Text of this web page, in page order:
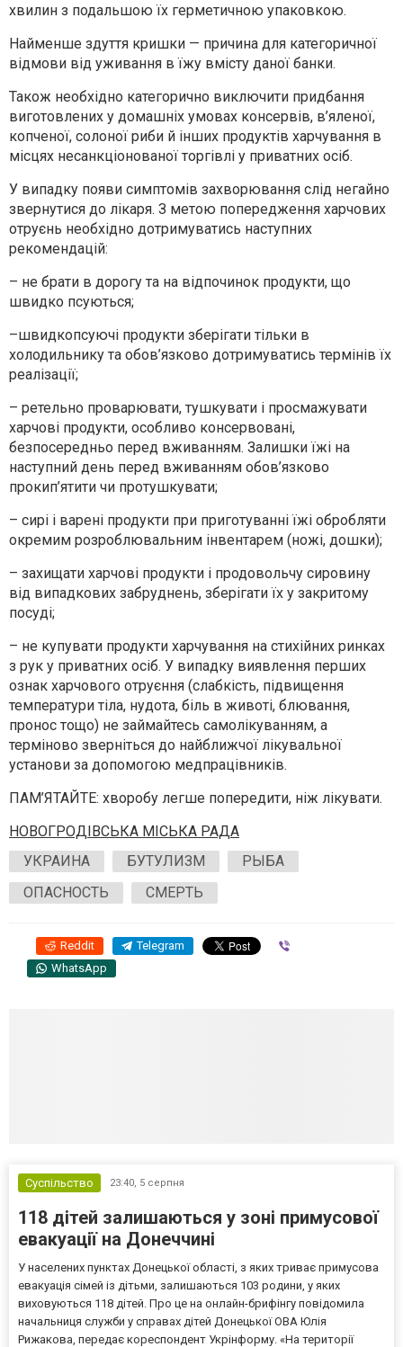
хвилин з подальшою їх герметичною упаковкою.
Найменше здуття кришки — причина для категоричної
відмови від уживання в їжу вмісту даної банки.
Також необхідно категорично виключити придбання
виготовлених у домашніх умовах консервів, в’яленої,
копченої, солоної риби й інших продуктів харчування в
місцях несанкціонованої торгівлі у приватних осіб.
У випадку появи симптомів захворювання слід негайно
звернутися до лікаря. З метою попередження харчових
отруєнь необхідно дотримуватись наступних
рекомендацій:
– не брати в дорогу та на відпочинок продукти, що
швидко псуються;
–швидкопсуючі продукти зберігати тільки в
холодильнику та обов’язково дотримуватись термінів їх
реалізації;
– ретельно проварювати, тушкувати і просмажувати
харчові продукти, особливо консервовані,
безпосередньо перед вживанням. Залишки їжі на
наступний день перед вживанням обов’язково
прокип’ятити чи протушкувати;
– сирі і варені продукти при приготуванні їжі обробляти
окремим розроблювальним інвентарем (ножі, дошки);
– захищати харчові продукти і продовольчу сировину
від випадкових забруднень, зберігати їх у закритому
посуді;
– не купувати продукти харчування на стихійних ринках
з рук у приватних осіб. У випадку виявлення перших
ознак харчового отруєння (слабкість, підвищення
температури тіла, нудота, біль в животі, блювання,
пронос тощо) не займайтесь самолікуванням, а
терміново зверніться до найближчої лікувальної
установи за допомогою медпрацівників.
ПАМ’ЯТАЙТЕ: хворобу легше попередити, ніж лікувати.
НОВОГРОДІВСЬКА МІСЬКА РАДА
УКРАИНА
БУТУЛИЗМ
РЫБА
ОПАСНОСТЬ
СМЕРТЬ
Reddit Telegram
WhatsApp
Суспільство 23:40, 5 серпня
118 дітей залишаються у зоні примусової
евакуації на Донеччині
У населених пунктах Донецької області, з яких триває примусова
евакуація сімей із дітьми, залишаються 103 родини, у яких
виховуються 118 дітей. Про це на онлайн-брифінгу повідомила
начальниця служби у справах дітей Донецької ОВА Юлія
Рижакова, передає кореспондент Укрінформу. «На території